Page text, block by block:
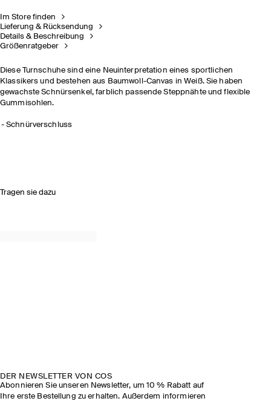
Im Store finden
Lieferung & Rücksendung
Details & Beschreibung
Größenratgeber
Diese Turnschuhe sind eine Neuinterpretation eines sportlichen
Klassikers und bestehen aus Baumwoll-Canvas in Weiß. Sie haben
gewachste Schnürsenkel, farblich passende Steppnähte und flexible
Gummisohlen.
Schnürverschluss
Tragen sie dazu
DER NEWSLETTER VON COS
Abonnieren Sie unseren Newsletter, um 10 % Rabatt auf
Ihre erste Bestellung zu erhalten. Außerdem informieren